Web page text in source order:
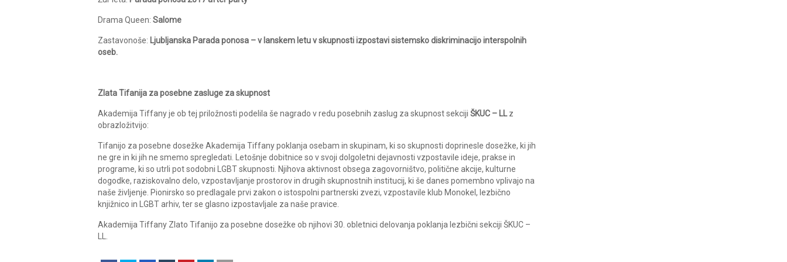
Drama Queen: Salome
Zastavonoše: Ljubljanska Parada ponosa – v lanskem letu v skupnosti izpostavi sistemsko diskriminacijo interspolnih
oseb.
Zlata Tifanija za posebne zasluge za skupnost
Akademija Tiffany je ob tej priložnosti podelila še nagrado v redu posebnih zaslug za skupnost sekciji ŠKUC – LLz
obrazložitvijo:
Tifanijo za posebne dosežke Akademija Tiffany poklanja osebam in skupinam, ki so skupnosti doprinesle dosežke, ki jih
ne gre in ki jih ne smemo spregledati. Letošnje dobitnice so v svoji dolgoletni dejavnosti vzpostavile ideje, prakse in
programe, ki so utrli pot sodobni LGBT skupnosti. Njihova aktivnost obsega zagovorništvo, politične akcije, kulturne
dogodke, raziskovalno delo, vzpostavljanje prostorov in drugih skupnostnih institucij, ki še danes pomembno vplivajo na
naše življenje. Pionirsko so predlagale prvi zakon o istospolni partnerski zvezi, vzpostavile klub Monokel, lezbično
knjižnico in LGBT arhiv, ter se glasno izpostavljale za naše pravice.
Akademija Tiffany Zlato Tifanijo za posebne dosežke ob njihovi 30. obletnici delovanja poklanja lezbični sekciji ŠKUC –
LL.